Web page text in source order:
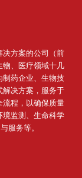
决方案的公司（前
物、医疗领域十几
制药企业、生物技
解决方案，服务于
流程，以确保质量
境监测、生命科学
服务等。